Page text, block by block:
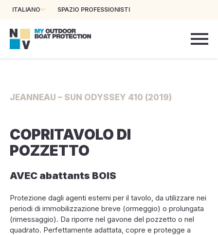
ITALIANO SPAZIO PROFESSIONISTI
JEANNEAU – SUN ODYSSEY 410 (2019)
COPRITAVOLO DI
POZZETTO
AVEC abattants BOIS
Protezione dagli agenti esterni per il tavolo, da utilizzare nei
periodi di immobilizzazione breve (ormeggio) o prolungata
(rimessaggio). Da riporre nel gavone del pozzetto o nel
quadrato. Perfettamente adattata, copre e protegge a